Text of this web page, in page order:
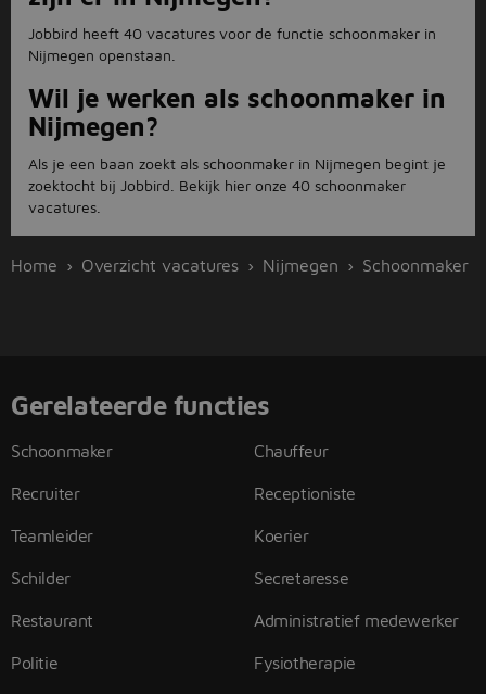
Jobbird heeft 40 vacatures voor de functie schoonmaker in
Nijmegen openstaan.
Wil je werken als schoonmaker in
Nijmegen?
Als je een baan zoekt als schoonmaker in Nijmegen begint je
zoektocht bij Jobbird. Bekijk hier onze 40 schoonmaker
vacatures.
Home Overzicht vacatures Nijmegen Schoonmaker
Gerelateerde functies
Schoonmaker
Recruiter
Teamleider
Schilder
Restaurant
Politie
Chauffeur
Receptioniste
Koerier
Secretaresse
Administratief medewerker
Fysiotherapie